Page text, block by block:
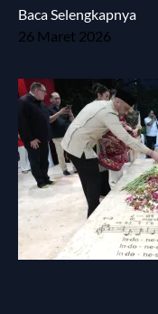
Baca Selengkapnya
26 Maret 2026